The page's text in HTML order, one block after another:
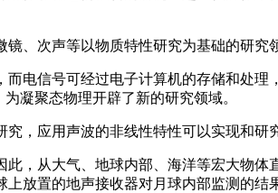
、次声等以物质特性研究为基础的研究
电信号可经过电子计算机的存储和处
凝聚态物理开辟了新的研究领域。
，应用声波的非线性特性可以实现和研
，从大气、地球内部、海洋等宏大物
放置的地声接收器对月球内部监测的